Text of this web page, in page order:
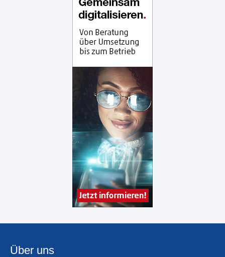
Über uns